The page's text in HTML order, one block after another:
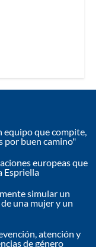
equipo que compite,
por buen camino"
europeas que
Espriella
simular un
una mujer y un
atención y
de género